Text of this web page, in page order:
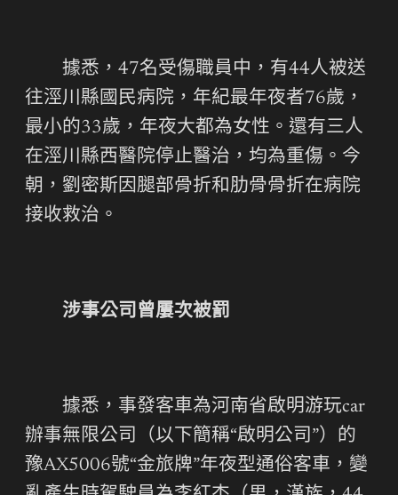
據悉，47名受傷職員中，有44人被送
往涇川縣國民病院，年紀最年夜者76歲，
最小的33歲，年夜大都為女性。還有三人
在涇川縣西醫院停止醫治，均為重傷。今
朝，劉密斯因腿部骨折和肋骨骨折在病院
接收救治。
涉事公司曾屢次被罰
據悉，事發客車為河南省啟明游玩car
辦事無限公司（以下簡稱“啟明公司”）的
豫AX5006號“金旅牌”年夜型通俗客車，變